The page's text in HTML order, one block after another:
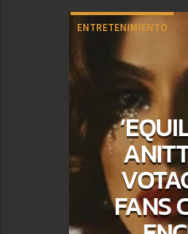
ENTRETENIMIENTO
FANS